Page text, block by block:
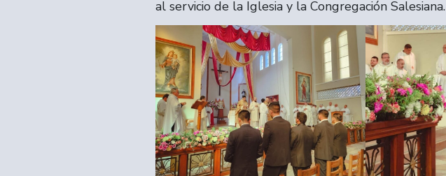
al servicio de la Iglesia y la Congregación Salesiana.